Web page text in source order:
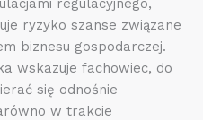
regulacyjnego,
ryzyko szanse związane
biznesu gospodarczej.
wskazuje fachowiec, do
się odnośnie
w trakcie